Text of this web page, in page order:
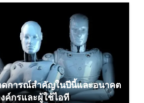
ดการณ์สำคัญในปีนี้และอนาคต
ค์กรและผู้ใช้ไอที